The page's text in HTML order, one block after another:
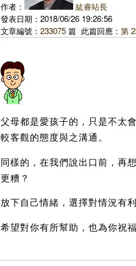
作者：
紘睿站長
發表日期：2018/06/26 19:26:56
文章編號： 233075 篇 此篇回應： 第
父母都是愛孩子的，只是不太
較客觀的態度與之溝通。
同樣的，在我們說出口前，再
更糟？
放下自己情緒，選擇對情況有
希望對你有所幫助，也為你祝